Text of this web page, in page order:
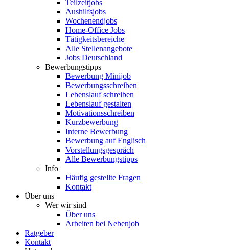
Teilzeitjobs
Aushilfsjobs
Wochenendjobs
Home-Office Jobs
Tätigkeitsbereiche
Alle Stellenangebote
Jobs Deutschland
Bewerbungstipps
Bewerbung Minijob
Bewerbungsschreiben
Lebenslauf schreiben
Lebenslauf gestalten
Motivationsschreiben
Kurzbewerbung
Interne Bewerbung
Bewerbung auf Englisch
Vorstellungsgespräch
Alle Bewerbungstipps
Info
Häufig gestellte Fragen
Kontakt
Über uns
Wer wir sind
Über uns
Arbeiten bei Nebenjob
Ratgeber
Kontakt